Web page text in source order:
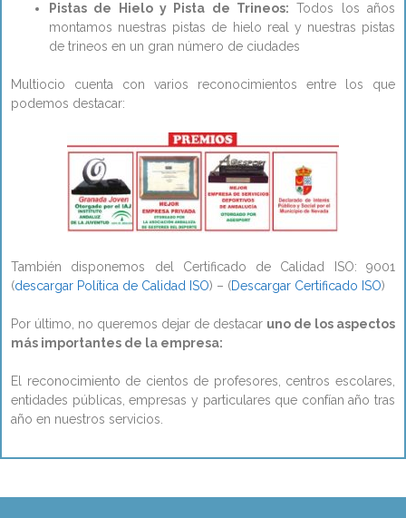
Pistas de Hielo y Pista de Trineos: Todos los años
montamos nuestras pistas de hielo real y nuestras pistas
de trineos en un gran número de ciudades
Multiocio cuenta con varios reconocimientos entre los que
podemos destacar:
También disponemos del Certificado de Calidad ISO: 9001
(descargar Política de Calidad ISO) – (Descargar Certificado ISO)
Por último, no queremos dejar de destacar uno de los aspectos
más importantes de la empresa:
El reconocimiento de cientos de profesores, centros escolares,
entidades públicas, empresas y particulares que confían año tras
año en nuestros servicios.